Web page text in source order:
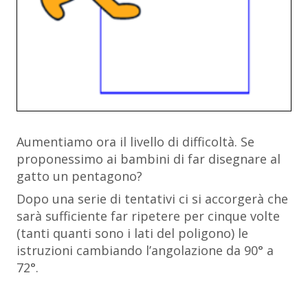
Aumentiamo ora il livello di difficoltà. Se
proponessimo ai bambini di far disegnare al
gatto un pentagono?
Dopo una serie di tentativi ci si accorgerà che
sarà sufficiente far ripetere per cinque volte
(tanti quanti sono i lati del poligono) le
istruzioni cambiando l’angolazione da 90° a
72°.